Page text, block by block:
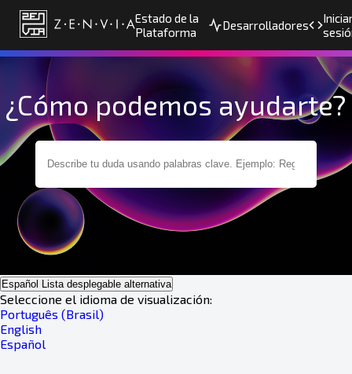
Estado de la
Plataforma
Desarrolladores
¿Cómo podemos ayudarte?
Español Lista desplegable alternativa
Seleccione el idioma de visualización:
Português (Brasil)
English
Español